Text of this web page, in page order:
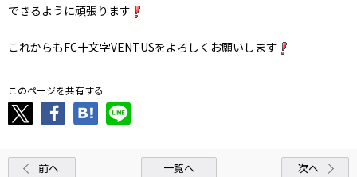
できるように頑張ります
これからもFC十文字VENTUSをよろしくお願いします
このページを共有する
前へ 一覧へ 次へ